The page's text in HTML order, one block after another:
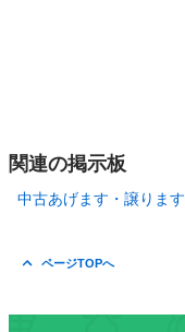
関連の掲示板
中古あげます・譲ります
ページTOPへ